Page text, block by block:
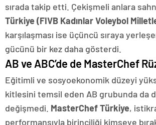
sırada takip etti. Çekişmeli anlara
Türkiye (FIVB Kadınlar Voleybol
karşılaşması ise üçüncü sıraya
gücünü bir kez daha gösterdi.
AB ve ABC’de de MasterChef
Eğitimli ve sosyoekonomik düzeyi
kitlesini temsil eden AB grubunda da
değişmedi. MasterChef Türkiye,
performansıyla birinciliği kimseye